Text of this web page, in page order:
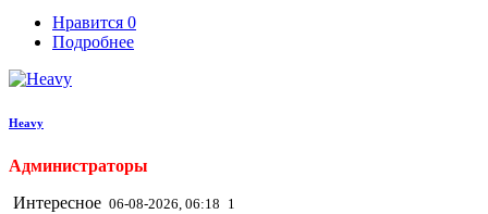
Нравится 0
Подробнее
Heavy
Администраторы
Интересное 06-08-2026, 06:18 1